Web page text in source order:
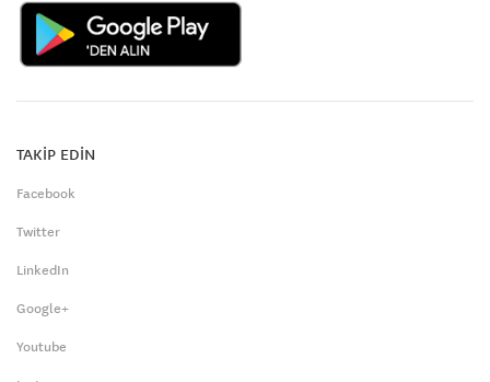
TAKİP EDİN
Facebook
Twitter
LinkedIn
Google+
Youtube